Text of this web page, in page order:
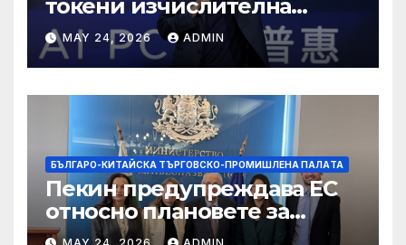
токени изчислителна
мощност в AI екосистемата
MAY 24, 2026 ADMIN
БЪЛГАРО-КИТАЙСКА ТЪРГОВСКО-ПРОМИШЛЕНА ПАЛAТА
Пекин предупреждава ЕС
относно плановете за
насочване към китайски